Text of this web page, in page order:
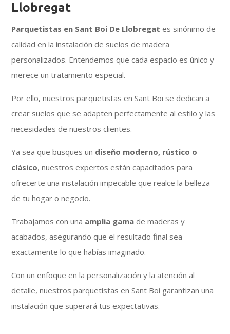
Llobregat
Parquetistas en Sant Boi De Llobregates sinónimo de
calidad en la instalación de suelos de madera
personalizados. Entendemos que cada espacio es único y
merece un tratamiento especial.
Por ello, nuestros parquetistas en Sant Boi se dedican a
crear suelos que se adapten perfectamente al estilo y las
necesidades de nuestros clientes.
Ya sea que busques un diseño moderno, rústico o
clásico, nuestros expertos están capacitados para
ofrecerte una instalación impecable que realce la belleza
de tu hogar o negocio.
Trabajamos con una amplia gama de maderas y
acabados, asegurando que el resultado final sea
exactamente lo que habías imaginado.
Con un enfoque en la personalización y la atención al
detalle, nuestros parquetistas en Sant Boi garantizan una
instalación que superará tus expectativas.